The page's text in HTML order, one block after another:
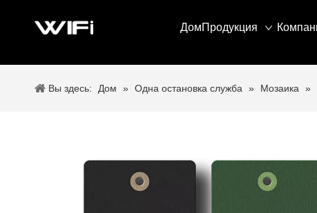
ДомПродукция
Вы здесь: Дом » Одна остановка служба » Мозаика »